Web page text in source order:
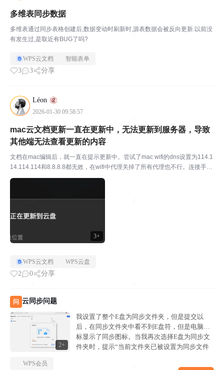
多维表同步数据
多维表通过同步表格创建后,数据变动时刷新时,源表数据会被反向更新.以前没
有发生过,是取近有BUG了吗?
WPS云文档 智能表单
3 3 分享
Léon
2026-01-30 09:58:57
3+
mac云文档更新一直在更新中，无法更新到服务器，导致
其他端无法查看更新的内容
文档在mac编辑后，就一直在提示更新中。尝试了mac wifi的dns设置为114.1
14.114.114和8.8.8.8都无效，在wifi中代理关掉了所有代理也不行。连接手机
热点也不行。同步文件夹倒是把我的本地文件同步到wps了，并且我可以打开
WPS云文档 WPS云盘
2 0 分享
问 云同步问题
2+
我设置了整个E盘为同步文件夹，但是提交以
后，在同步文件夹中看不到E盘符，但是电脑图
标显示了同步图标。当我再次选择E盘为同步文
件夹时，提示“当前文件夹已被设置为同步文件
WPS会员